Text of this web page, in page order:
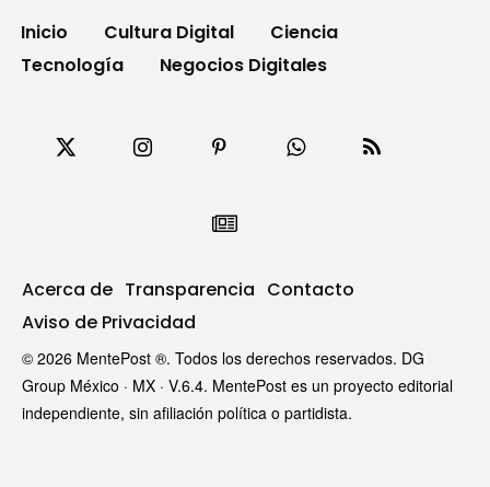
Inicio Cultura Digital
Ciencia
Tecnología
Negocios Digitales
Acerca de Transparencia Contacto
Aviso de Privacidad
© 2026 MentePost ®. Todos los derechos reservados. DG
Group México · MX · V.6.4. MentePost es un proyecto editorial
independiente, sin afiliación política o partidista.